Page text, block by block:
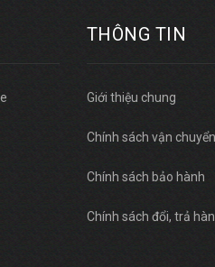
THÔNG TIN
Giới thiệu chung
Chính sách vận chuyển
Chính sách bảo hành
Chính sách đổi, trả